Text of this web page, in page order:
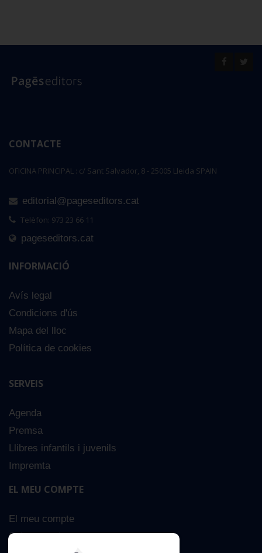
CONTACTE
OFICINA PRINCIPAL : c/ Sant Salvador, 8 - 25005 Lleida SPAIN
editorial@pageseditors.cat
Telèfon: 973 23 66 11
pageseditors.cat
INFORMACIÓ
Avís legal
Condicions d'ús
Mapa del lloc
Política de cookies
SERVEIS
Agenda
Premsa
Llibres infantils i juvenils
Impremta
EL MEU COMPTE
El meu compte
Sobre nosaltres